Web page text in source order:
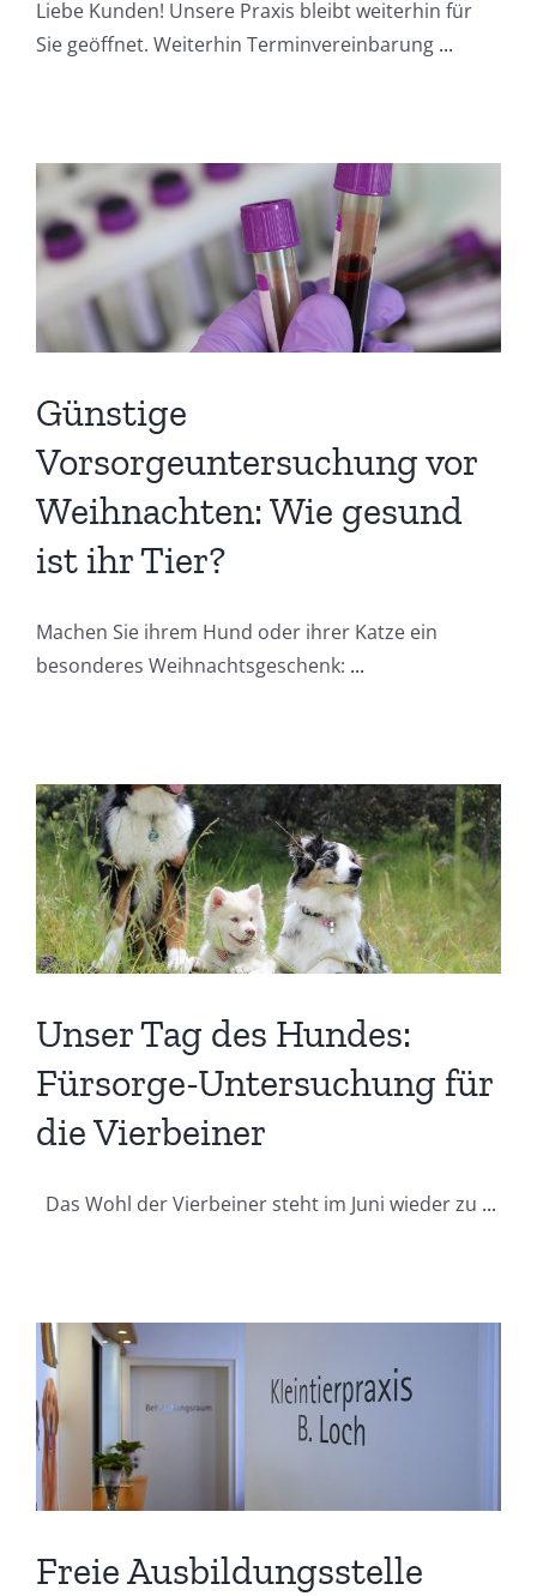
Liebe Kunden! Unsere Praxis bleibt weiterhin für
Sie geöffnet. Weiterhin Terminvereinbarung ...
Günstige
Vorsorgeuntersuchung vor
Weihnachten: Wie gesund
ist ihr Tier?
Machen Sie ihrem Hund oder ihrer Katze ein
besonderes Weihnachtsgeschenk: ...
Unser Tag des Hundes:
Fürsorge-Untersuchung für
die Vierbeiner
Das Wohl der Vierbeiner steht im Juni wieder zu ...
Freie Ausbildungsstelle